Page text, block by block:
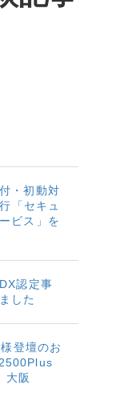
・初動対
「セキュ
ビス」を
認定事
した
登壇のお
大阪